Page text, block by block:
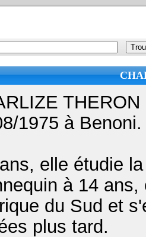
1975 à
elle étudie
à 14
du Sud et
plus tard.